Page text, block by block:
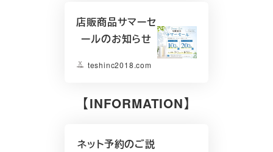
店販商品サマーセ
ールのお知らせ
teshinc2018.com
【INFORMATION】
ネット予約のご説